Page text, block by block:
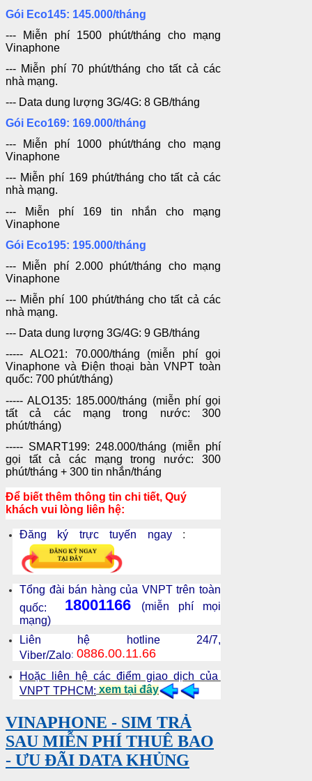
Gói Eco145: 145.000/tháng
--- Miễn phí 1500 phút/tháng cho mạng
Vinaphone
--- Miễn phí 70 phút/tháng cho tất cả các
nhà mạng.
--- Data dung lượng 3G/4G: 8 GB/tháng
Gói Eco169: 169.000/tháng
--- Miễn phí 1000 phút/tháng cho mạng
Vinaphone
--- Miễn phí 169 phút/tháng cho tất cả các
nhà mạng.
--- Miễn phí 169 tin nhắn cho mạng
Vinaphone
Gói Eco195: 195.000/tháng
--- Miễn phí 2.000 phút/tháng cho mạng
Vinaphone
--- Miễn phí 100 phút/tháng cho tất cả các
nhà mạng.
--- Data dung lượng 3G/4G: 9 GB/tháng
----- ALO21: 70.000/tháng (miễn phí gọi
Vinaphone và Điện thoại bàn VNPT toàn
quốc: 700 phút/tháng)
----- ALO135: 185.000/tháng (miễn phí gọi
tất cả các mạng trong nước: 300
phút/tháng)
----- SMART199: 248.000/tháng (miễn phí
gọi tất cả các mạng trong nước: 300
phút/tháng + 300 tin nhắn/tháng
Để biết thêm thông tin chi tiết, Quý
khách vui lòng liên hệ:
Đăng ký trực tuyến ngay :
Tổng đài bán hàng của VNPT trên toàn
quốc: 18001166 (miễn phí mọi
mạng)
Liên hệ hotline 24/7,
Viber/Zalo: 0886.00.11.66
Hoặc liên hệ các điểm giao dịch của
VNPT TPHCM: xem tại đây
VINAPHONE - SIM TRẢ
SAU MIỄN PHÍ THUÊ BAO
- ƯU ĐÃI DATA KHỦNG